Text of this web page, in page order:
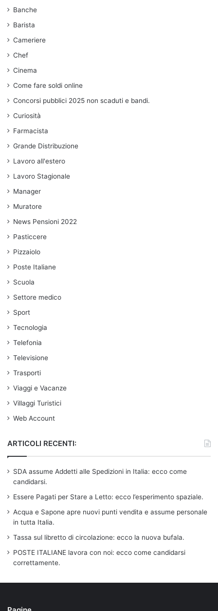
Banche
Barista
Cameriere
Chef
Cinema
Come fare soldi online
Concorsi pubblici 2025 non scaduti e bandi.
Curiosità
Farmacista
Grande Distribuzione
Lavoro all'estero
Lavoro Stagionale
Manager
Muratore
News Pensioni 2022
Pasticcere
Pizzaiolo
Poste Italiane
Scuola
Settore medico
Sport
Tecnologia
Telefonia
Televisione
Trasporti
Viaggi e Vacanze
Villaggi Turistici
Web Account
ARTICOLI RECENTI:
SDA assume Addetti alle Spedizioni in Italia: ecco come
candidarsi.
Essere Pagati per Stare a Letto: ecco l’esperimento spaziale.
Acqua e Sapone apre nuovi punti vendita e assume personale
in tutta Italia.
Tassa sul libretto di circolazione: ecco la nuova bufala.
POSTE ITALIANE lavora con noi: ecco come candidarsi
correttamente.